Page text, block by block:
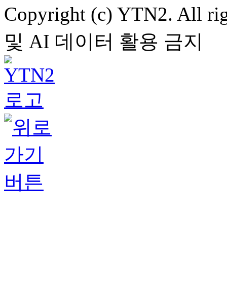
Copyright (c) YTN2. All
및 AI 데이터 활용 금지